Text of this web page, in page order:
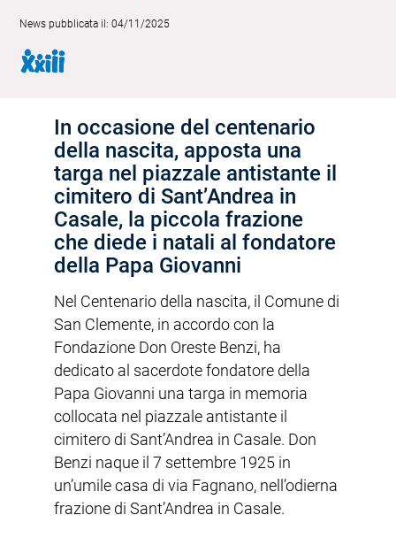
News pubblicata il: 04/11/2025
In occasione del centenario
della nascita, apposta una
targa nel piazzale antistante il
cimitero di Sant’Andrea in
Casale, la piccola frazione
che diede i natali al fondatore
della Papa Giovanni
Nel Centenario della nascita, il Comune di
San Clemente, in accordo con la
Fondazione Don Oreste Benzi, ha
dedicato al sacerdote fondatore della
Papa Giovanni una targa in memoria
collocata nel piazzale antistante il
cimitero di Sant’Andrea in Casale. Don
Benzi naque il 7 settembre 1925 in
un’umile casa di via Fagnano, nell’odierna
frazione di Sant’Andrea in Casale.